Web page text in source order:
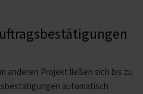
anderen Projekt ließen sich bis zu
automatisch